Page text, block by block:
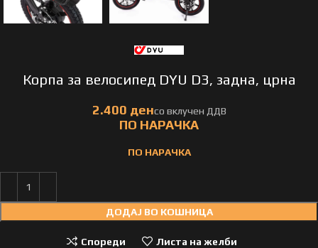
Корпа за велосипед DYU D3, задна, црна
ПО НАРАЧКА
ДОДАЈ ВО КОШНИЦА
Спореди Листа на желби